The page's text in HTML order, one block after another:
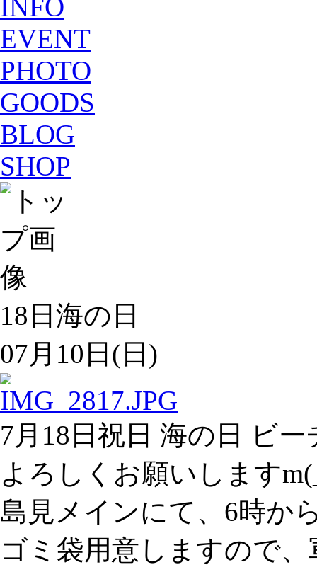
INFO
EVENT
PHOTO
GOODS
BLOG
SHOP
18日海の日
07月10日(日)
7月18日祝日 海の日 ビ
よろしくお願いします
島見メインにて、6時か
ゴミ袋用意しますので